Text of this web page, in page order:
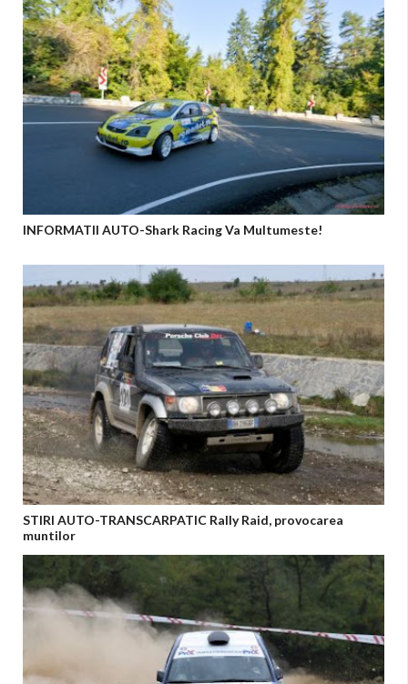
INFORMATII AUTO-Shark Racing Va Multumeste!
STIRI AUTO-TRANSCARPATIC Rally Raid, provocarea
muntilor